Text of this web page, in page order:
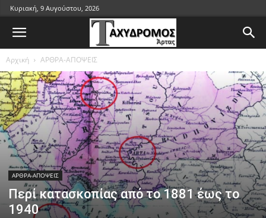
Κυριακή, 9 Αυγούστου, 2026
Αρχική ΑΡΘΡΑ-ΑΠΟΨΕΙΣ
ΑΡΘΡΑ-ΑΠΟΨΕΙΣ
Περί κατασκοπίας από το 1881 έως το
1940